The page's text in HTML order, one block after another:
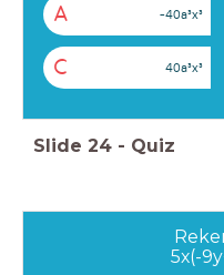
A -40a³x³
C 40a³x³
Slide 24 - Quiz
5x(-